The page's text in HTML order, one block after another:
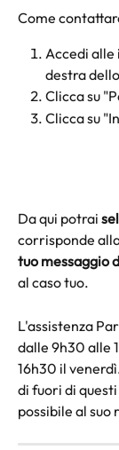
Come
Accedi alle
destra
Clicca su
Clicca su
Da qui potrai
corrisponde
tuo messaggio
al caso tuo.
L'assistenza
dalle 9h30 alle
16h30 il
di fuori di
possibile al suo